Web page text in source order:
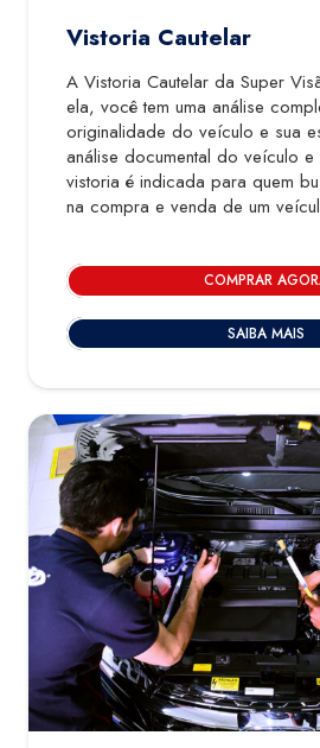
Vistoria Cautelar
A Vistoria Cautelar da Super
ela, você tem uma análise
originalidade do veículo e sua
análise documental do veículo e
vistoria é indicada para quem
na compra e venda de um
COMPRAR
SAIBA MAIS